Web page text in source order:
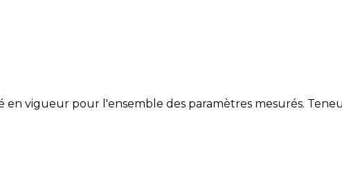
vigueur pour l'ensemble des paramètres mesurés.